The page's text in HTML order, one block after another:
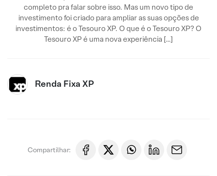
completo pra falar sobre isso. Mas um novo tipo de
investimento foi criado para ampliar as suas opções de
investimentos: é o Tesouro XP. O que é o Tesouro XP? O
Tesouro XP é uma nova experiência […]
Renda Fixa XP
Compartilhar: